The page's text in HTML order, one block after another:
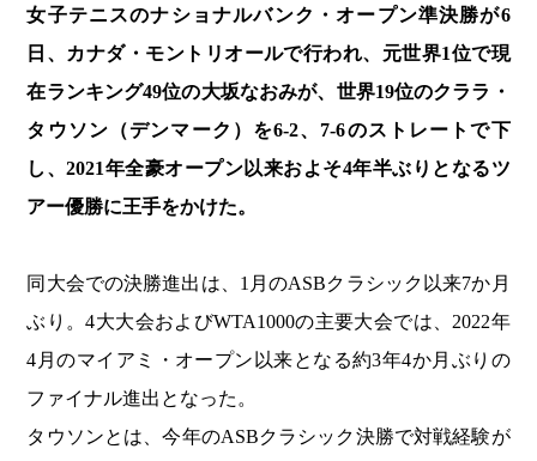
女子テニスのナショナルバンク・オープン準決勝が6
日、カナダ・モントリオールで行われ、元世界1位で現
在ランキング49位の大坂なおみが、世界19位のクララ・
タウソン（デンマーク）を6-2、7-6のストレートで下
し、2021年全豪オープン以来およそ4年半ぶりとなるツ
アー優勝に王手をかけた。
同大会での決勝進出は、1月のASBクラシック以来7か月
ぶり。4大大会およびWTA1000の主要大会では、2022年
4月のマイアミ・オープン以来となる約3年4か月ぶりの
ファイナル進出となった。
タウソンとは、今年のASBクラシック決勝で対戦経験が